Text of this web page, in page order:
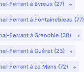
Ferrant à Evreux (27)
Ferrant à Fontainebleau (77)
Ferrant à Grenoble (38)
Ferrant à Guéret (23)
Ferrant à Le Mans (72)